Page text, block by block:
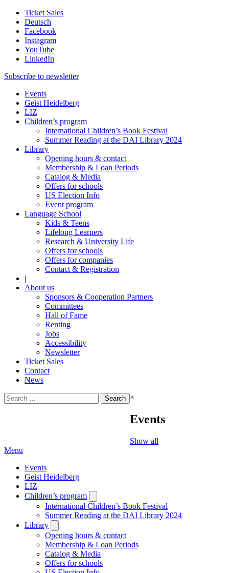
Ticket Sales
Deutsch
Facebook
Instagram
YouTube
LinkedIn
Subscribe to newsletter
Events
Geist Heidelberg
LIZ
Children’s program
International Children’s Book Festival
Summer Reading at the DAI Library 2024
Library
Opening hours & contact
Membership & Loan Periods
Catalog & Media
Offers for schools
US Election Info
Event program
Language School
Kids & Teens
Lifelong Learners
Research & University Life
Offers for schools
Offers for companies
Contact & Registration
|
About us
Sponsors & Cooperation Partners
Committees
Hall of Fame
Renting
Jobs
Accessibility
Newsletter
Ticket Sales
Contact
News
Search
for:
×
Events
Show all
Menu
Events
Geist Heidelberg
LIZ
Children’s program
submenu
International Children’s Book Festival
Summer Reading at the DAI Library 2024
Library
submenu
Opening hours & contact
Membership & Loan Periods
Catalog & Media
Offers for schools